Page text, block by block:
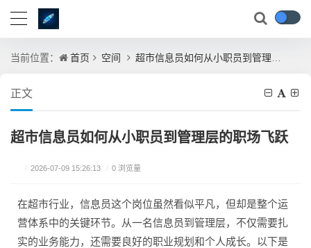
当前位置： 首页 空间 超市信息员如何从小职员到管理层的职场飞跃
正文
超市信息员如何从小职员到管理层的职场飞跃
/ 2026-07-09 15:26:13 / 0 浏览量
在超市行业，信息员这个岗位虽然看似平凡，但却是整个运
营体系中的关键环节。从一名信息员到管理层，不仅需要扎
实的业务能力，还需要良好的职业规划和个人成长。以下是